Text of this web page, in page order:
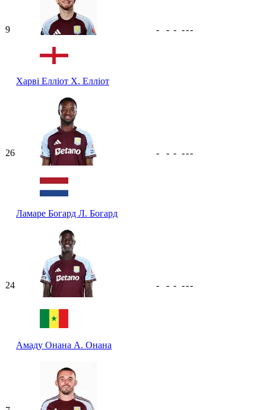
9
Харві Елліот Х. Елліот
- - - ---
26
Ламаре Богард Л. Богард
- - - ---
24
Амаду Онана А. Онана
- - - ---